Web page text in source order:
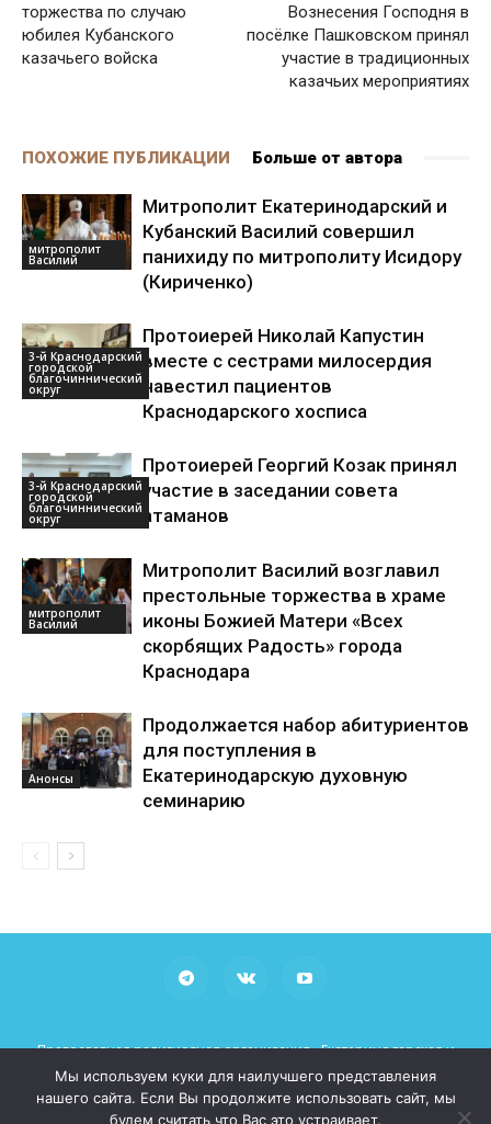
торжества по случаю
юбилея Кубанского
казачьего войска
Вознесения Господня в
посёлке Пашковском принял
участие в традиционных
казачьих мероприятиях
ПОХОЖИЕ ПУБЛИКАЦИИ Больше от автора
митрополит
Василий
Митрополит Екатеринодарский и
Кубанский Василий совершил
панихиду по митрополиту Исидору
(Кириченко)
3-й Краснодарский
городской
благочиннический
округ
Протоиерей Николай Капустин
вместе с сестрами милосердия
навестил пациентов
Краснодарского хосписа
3-й Краснодарский
городской
благочиннический
округ
Протоиерей Георгий Козак принял
участие в заседании совета
атаманов
митрополит
Василий
Митрополит Василий возглавил
престольные торжества в храме
иконы Божией Матери «Всех
скорбящих Радость» города
Краснодара
Анонсы
Продолжается набор абитуриентов
для поступления в
Екатеринодарскую духовную
семинарию
Православная религиозная организация «Екатеринодарская и
Кубанская Епархия Русской Православной Церкви (Московский
Патриархат)»
При использовании материалов просьба указывать рабочие
Мы используем куки для наилучшего представления
нашего сайта. Если Вы продолжите использовать сайт, мы
будем считать что Вас это устраивает.